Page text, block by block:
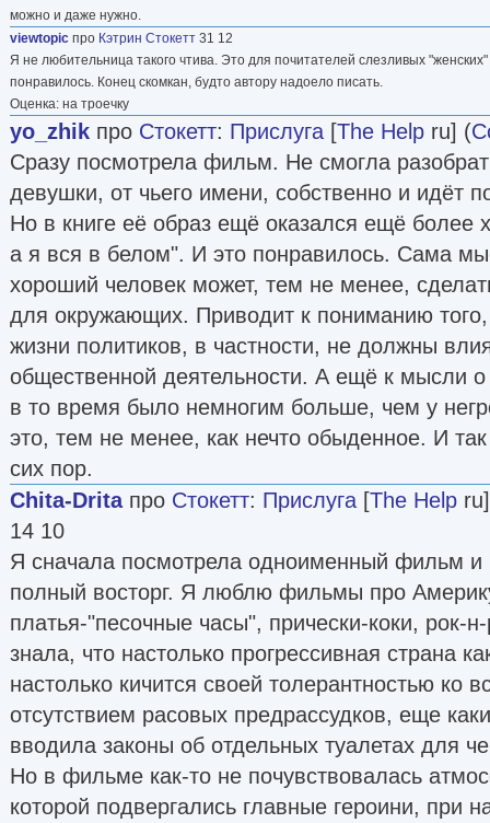
можно и даже нужно.
viewtopic про Кэтрин Стокетт 31 12
Я не любительница такого чтива. Это для почитателей слезливых
понравилось. Конец скомкан, будто автору надоело писать.
Оценка: на троечку
yo_zhik про Стокетт: Прислуга [The Help ru] (
Сразу посмотрела фильм. Не смогла
девушки, от чьего имени, собственно и идёт
Но в книге её образ ещё оказался ещё более
а я вся в белом". И это понравилось. Сама
хороший человек может, тем не менее,
для окружающих. Приводит к пониманию того,
жизни политиков, в частности, не должны
общественной деятельности. А ещё к мысли
в то время было немногим больше, чем у
это, тем не менее, как нечто обыденное. И
сих пор.
Chita-Dritaпро Стокетт: Прислуга [The Help
14 10
Я сначала посмотрела одноименный фильм и
полный восторг. Я люблю фильмы про
платья-"песочные часы", прически-коки, рок-
знала, что настолько прогрессивная страна
настолько кичится своей толерантностью ко
отсутствием расовых предрассудков, еще
вводила законы об отдельных туалетах для
Но в фильме как-то не почувствовалась
которой подвергались главные героини, при